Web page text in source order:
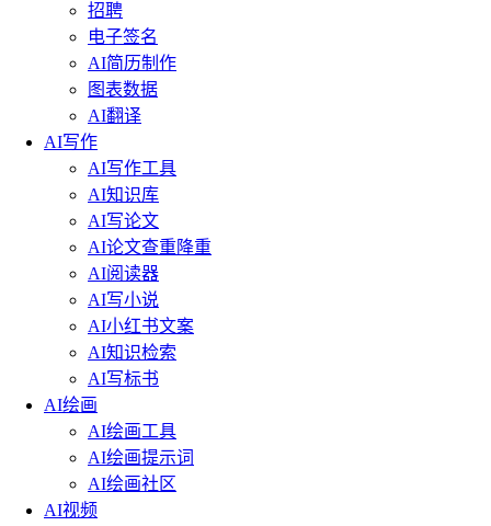
招聘
电子签名
AI简历制作
图表数据
AI翻译
AI写作
AI写作工具
AI知识库
AI写论文
AI论文查重降重
AI阅读器
AI写小说
AI小红书文案
AI知识检索
AI写标书
AI绘画
AI绘画工具
AI绘画提示词
AI绘画社区
AI视频